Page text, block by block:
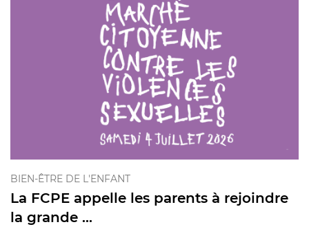
BIEN-ÊTRE DE L'ENFANT
La FCPE appelle les parents à rejoindre
la grande ...